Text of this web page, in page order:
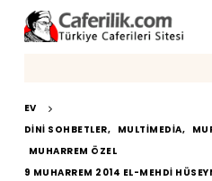
EV
DINI SOHBETLER, MULTIMEDIA,
MUHARREM ÖZEL
9 MUHARREM 2014 EL-MEHDI